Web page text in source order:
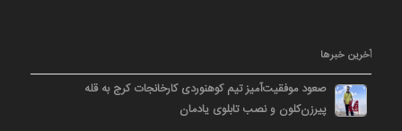
آخرین خبرها
صعود موفقیت‌آمیز تیم کوهنوردی کارخانجات کرج به قله
پیرزن‌کلون و نصب تابلوی یادمان